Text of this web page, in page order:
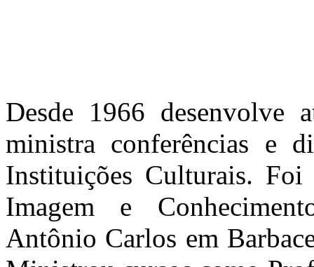
Desde 1966 desenvolve
ministra conferências e
Instituições Culturais.
Imagem e
Antônio Carlos em